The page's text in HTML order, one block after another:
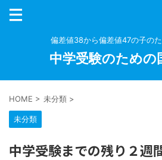
偏差値38から偏差値47の子の
中学受験のための
HOME > 未分類 >
未分類
中学受験までの残り２週